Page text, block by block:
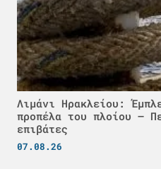
Λιμάνι Ηρακλείου:
προπέλα του πλοίου –
επιβάτες
07.08.26